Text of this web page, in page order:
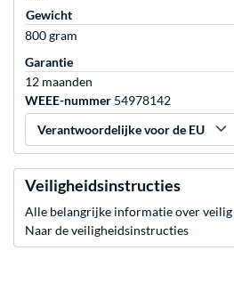
Gewicht
800 gram
Garantie
12 maanden
WEEE-nummer 54978142
Verantwoordelijke voor de EU
Veiligheidsinstructies
Alle belangrijke informatie over
Naar de veiligheidsinstructies